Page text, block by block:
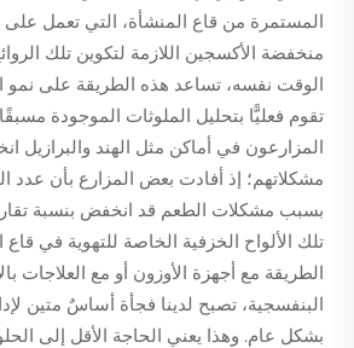
المستمرة من قاع المنشأة، التي تعمل
منخفضة الأكسجين اللازمة لتكوين تلك
الوقت نفسه، تساعد هذه الطريقة على نمو
تقوم فعليًّا بتحليل الملوثات الموجودة
المزارعون في أماكن مثل الهند والبرازيل
مشكلاتهم؛ إذ أفادت بعض المزارع بأن عدد
بسبب مشكلات الطعم قد انخفض بنسبة
تلك الألواح الخزفية الخاصة للتهوية في
الطريقة مع أجهزة الأوزون أو مع العلاجات
البنفسجية، تصبح لدينا فجأة أساسٌ متين
بشكل عام. وهذا يعني الحاجة الأقل إلى